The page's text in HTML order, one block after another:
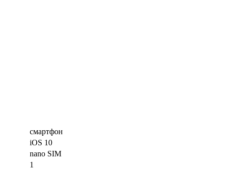
смартфон
iOS 10
nano SIM
1